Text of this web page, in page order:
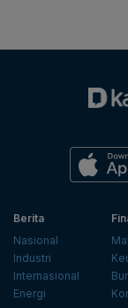
Berita
Nasional
Industri
Internasional
Energi